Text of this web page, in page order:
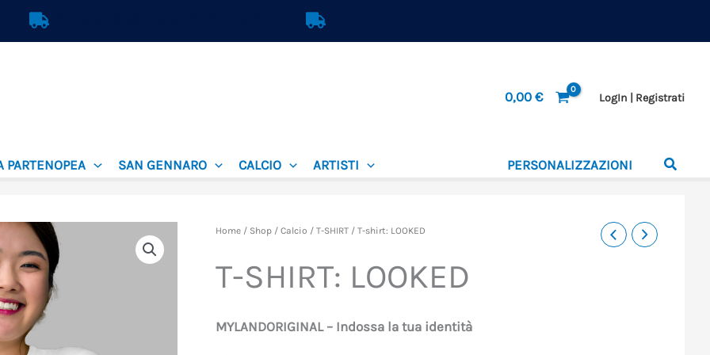
0,00 € LogIn | Registrati
PARTENOPEA SAN GENNARO CALCIO ARTISTI PERSONALIZZAZIONI
Home / Shop /Calcio /T-SHIRT / T-shirt: LOOKED
T-SHIRT: LOOKED
MYLANDORIGINAL – Indossa la tua identità
T-
LOOKED